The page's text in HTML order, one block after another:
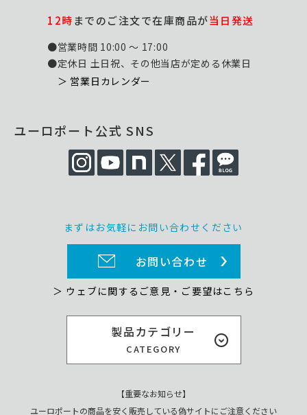
製品カテゴリー
CATEGORY
12時までのご注文で在庫商品が当日発送
●営業時間 10:00 ～ 17:00
●定休日 土日祝、その他当店が定める休業日
＞ 営業日カレンダー
ユーロポート公式 SNS
まずはお気軽にお問い合わせください
お問い合わせ
＞ ウェブに関するご意見・ご要望はこちら
【重要なお知らせ】
ユーロポートの商品を安く販売している偽サイトにご注意ください